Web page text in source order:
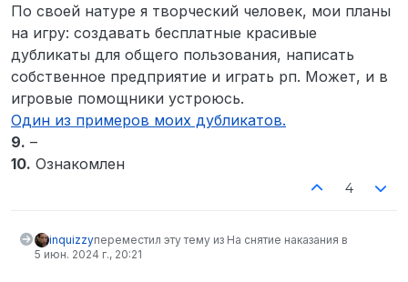
По своей натуре я творческий человек, мои планы
на игру: создавать бесплатные красивые
дубликаты для общего пользования, написать
собственное предприятие и играть рп. Может, и в
игровые помощники устроюсь.
Один из примеров моих дубликатов.
9. –
10. Ознакомлен
4
inquizzyпереместил эту тему из На снятие наказания в
5 июн. 2024 г., 20:21